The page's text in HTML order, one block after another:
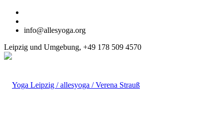
info@allesyoga.org
Leipzig und Umgebung, +49 178 509 4570